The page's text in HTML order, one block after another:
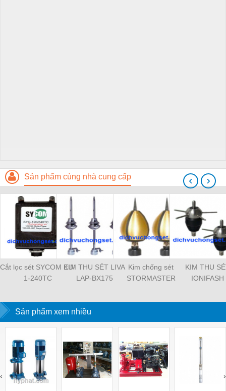
Sản phẩm cùng nhà cung cấp
Cắt lọc sét SYCOM EU-
1-240TC
KIM THU SÉT LIVA
LAP-BX175
Kim chống sét
STORMASTER
KIM THU
IONIFASH
‹ ›
Sản phẩm xem nhiều
‹ ›